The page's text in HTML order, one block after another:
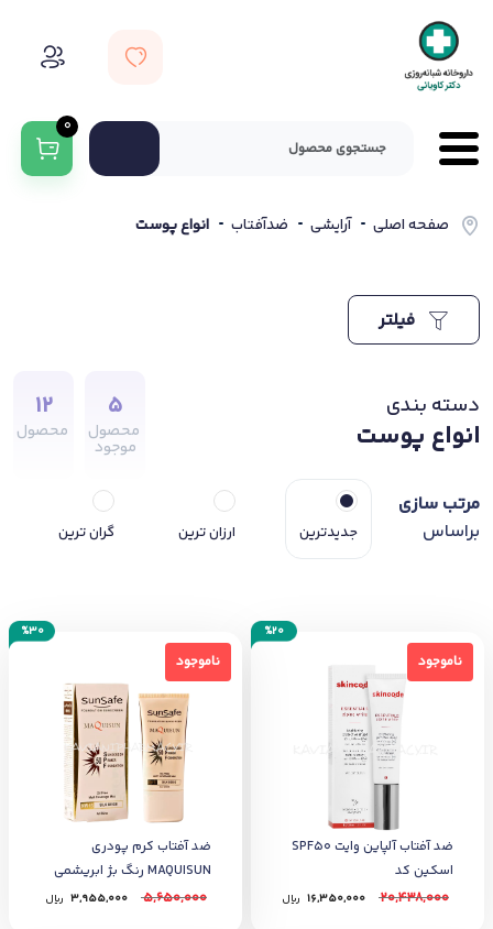
0
صفحه اصلی آرایشی ضدآفتاب انواع پوست
دسته بندی
انواع پوست
5
محصول
موجود
12
محصول
مرتب سازی
براساس
جدیدترین ارزان ترین گران ترین
ناموجود
%20
ناموجود
ضد آفتاب آلپاین وایت SPF50
اسکین کد
20,438,000
16,350,000 ﷼
ناموجود
%30
ناموجود
ضد آفتاب کرم‌ پودری
MAQUISUN رنگ بژ ابریشمی
سان سیف 40 میل
5,650,000
3,955,000 ﷼